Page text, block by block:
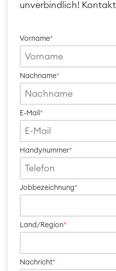
Virtual
TEAMS
ÜBER UNS
unverbindlich!
Vorname*
Nachname*
E-Mail *
Handynummer*
Jobbezeichnung*
Land/Region*
Nachricht*